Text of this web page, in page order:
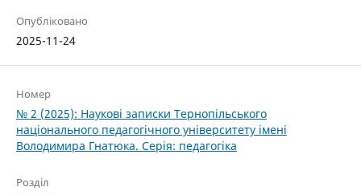
Опубліковано
2025-11-24
Номер
№ 2 (2025): Наукові записки Тернопільського
національного педагогічного університету імені
Володимира Гнатюка. Серія: педагогіка
Розділ